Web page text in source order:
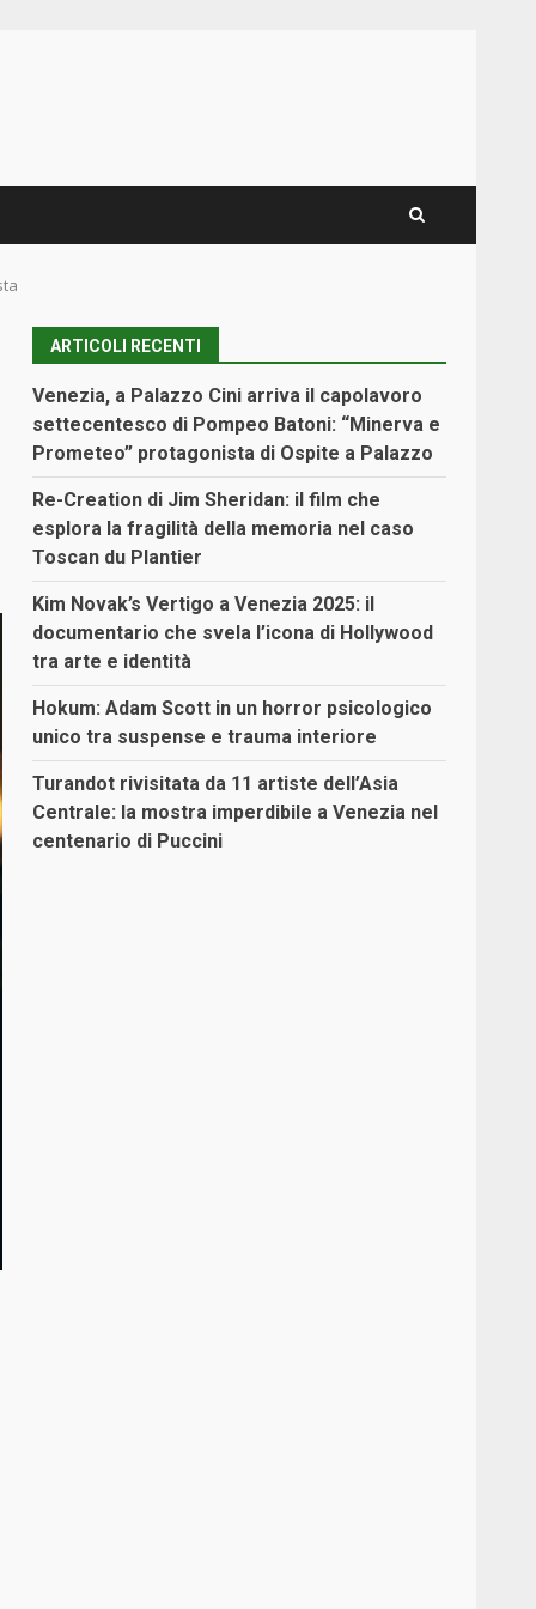
ARTICOLI RECENTI
Venezia, a Palazzo Cini arriva il capolavoro
settecentesco di Pompeo Batoni: “Minerva e
Prometeo” protagonista di Ospite a Palazzo
Re-Creation di Jim Sheridan: il film che
esplora la fragilità della memoria nel caso
Toscan du Plantier
Kim Novak’s Vertigo a Venezia 2025: il
documentario che svela l’icona di Hollywood
tra arte e identità
Hokum: Adam Scott in un horror psicologico
unico tra suspense e trauma interiore
Turandot rivisitata da 11 artiste dell’Asia
Centrale: la mostra imperdibile a Venezia nel
centenario di Puccini